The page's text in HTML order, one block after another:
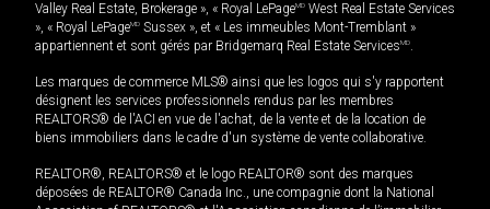
Valley Real Estate, Brokerage », « Royal LePageMD West Real Estate Services
», « Royal LePageMD Sussex », et « Les immeubles Mont-Tremblant »
appartiennent et sont gérés par Bridgemarq Real Estate ServicesMD.
Les marques de commerce MLS® ainsi que les logos qui s'y rapportent
désignent les services professionnels rendus par les membres
REALTORS® de l'ACI en vue de l'achat, de la vente et de la location de
biens immobiliers dans le cadre d'un système de vente collaborative.
REALTOR®, REALTORS® et le logo REALTOR® sont des marques
déposées de REALTOR® Canada Inc., une compagnie dont la National